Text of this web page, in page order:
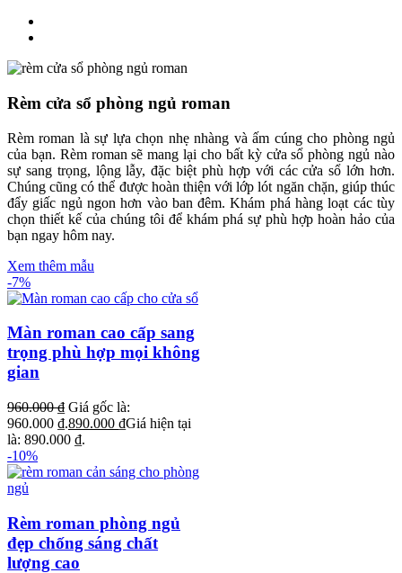
Rèm cửa sổ phòng ngủ roman
Rèm roman là sự lựa chọn nhẹ nhàng và ấm cúng cho phòng ngủ
của bạn. Rèm roman sẽ mang lại cho bất kỳ cửa sổ phòng ngủ nào
sự sang trọng, lộng lẫy, đặc biệt phù hợp với các cửa sổ lớn hơn.
Chúng cũng có thể được hoàn thiện với lớp lót ngăn chặn, giúp thúc
đẩy giấc ngủ ngon hơn vào ban đêm. Khám phá hàng loạt các tùy
chọn thiết kế của chúng tôi để khám phá sự phù hợp hoàn hảo của
bạn ngay hôm nay.
Xem thêm mẫu
-7%
Màn roman cao cấp sang
trọng phù hợp mọi không
gian
960.000₫ Giá gốc là:
960.000 ₫.890.000 ₫Giá hiện tại
là: 890.000 ₫.
-10%
Rèm roman phòng ngủ
đẹp chống sáng chất
lượng cao